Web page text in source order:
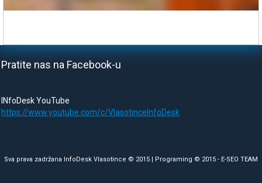
Pratite nas na Facebook-u
INfoDesk YouTube
https://www.youtube.com/c/VlasotinceInfoDesk
Sva prava zadržana InfoDesk Vlasotince © 2015 | Programing © 2015 - E-SEO TEAM